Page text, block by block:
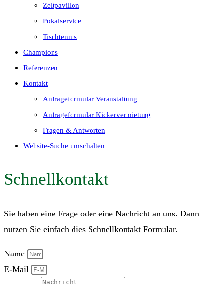
Zeltpavillon
Pokalservice
Tischtennis
Champions
Referenzen
Kontakt
Anfrageformular Veranstaltung
Anfrageformular Kickervermietung
Fragen & Antworten
Website-Suche umschalten
Schnellkontakt
Sie haben eine Frage oder eine Nachricht an uns. Dann
nutzen Sie einfach dies Schnellkontakt Formular.
Name
E-Mail